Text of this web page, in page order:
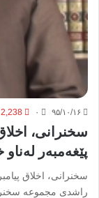
۹۵/۱۰/۱۶ ۰ 2,238
سخنرانی،
پێغەمبەر
سخنرانی، اخلاق
راشدی مجموعه